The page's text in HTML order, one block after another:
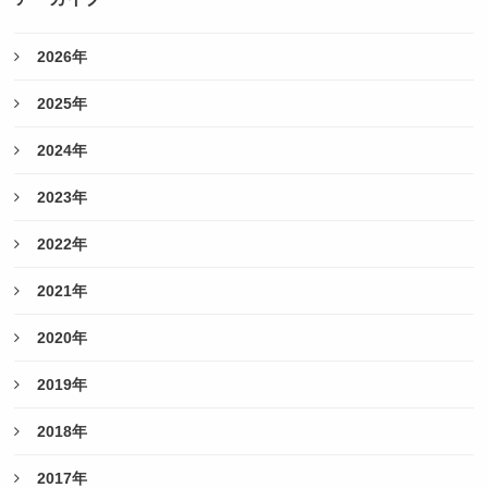
2026年
2025年
2024年
2023年
2022年
2021年
2020年
2019年
2018年
2017年